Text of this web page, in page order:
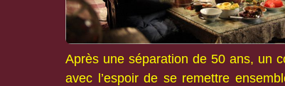
Après une séparation de 50 ans, un
avec l’espoir de se remettre